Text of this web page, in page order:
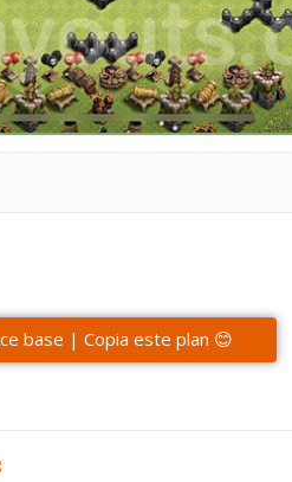
base | Copia este plan 😊